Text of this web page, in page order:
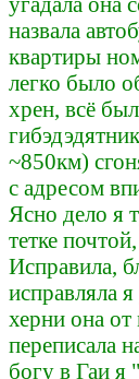
назвала
квартиры
легко было
хрен, всё
~850км)
с адресом
Ясно дело я
тетке
Исправила,
исправляла
херни она
переписала
богу в Гаи я